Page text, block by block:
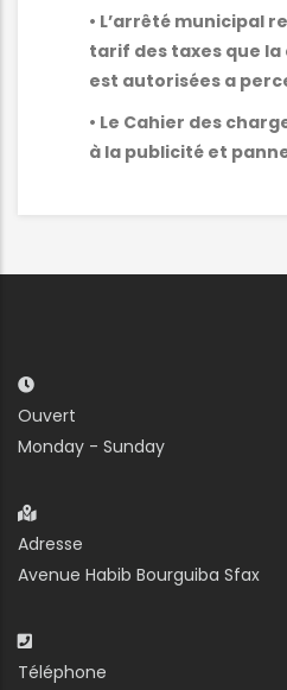
• L’arrêté municipal
tarif des taxes que
est autorisées a
• Le Cahier des
à la publicité et
Ouvert
Monday - Sunday
Adresse
Avenue Habib Bourguiba Sfax
Téléphone